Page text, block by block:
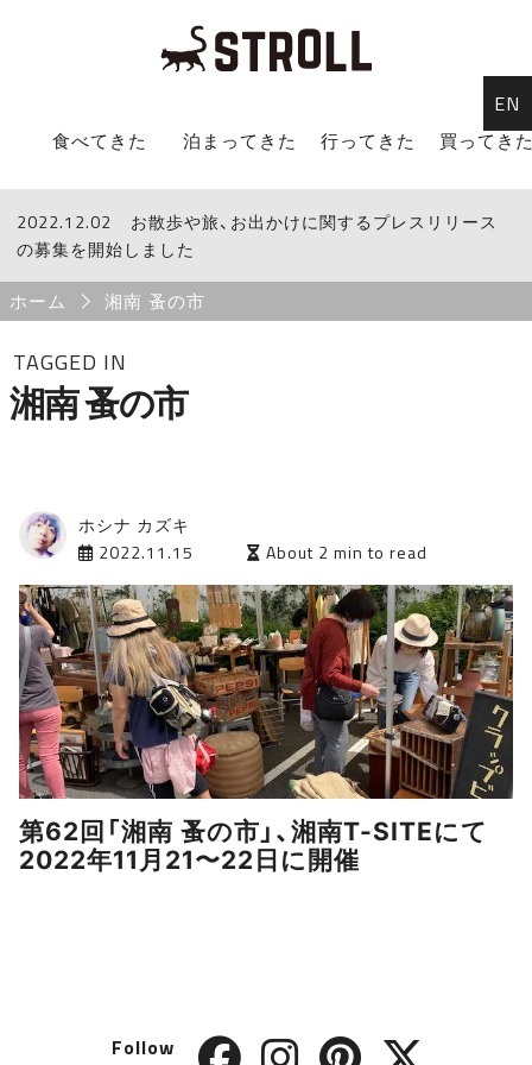
STROLL Menu
食べてきた 泊まってきた 行ってきた 買ってき
STROLLからのお知らせ
2022.12.02
お散歩や旅、お出かけに関するプレスリリース
の募集を開始しました
Breadcrumb
ホーム 湘南 蚤の市
TAGGED IN
湘南 蚤の市
ホシナ カズキ
2022.11.15
About 2 min to read
第62回「湘南 蚤の市」、湘南T-SITEにて
2022年11月21〜22日に開催
Follow
EN